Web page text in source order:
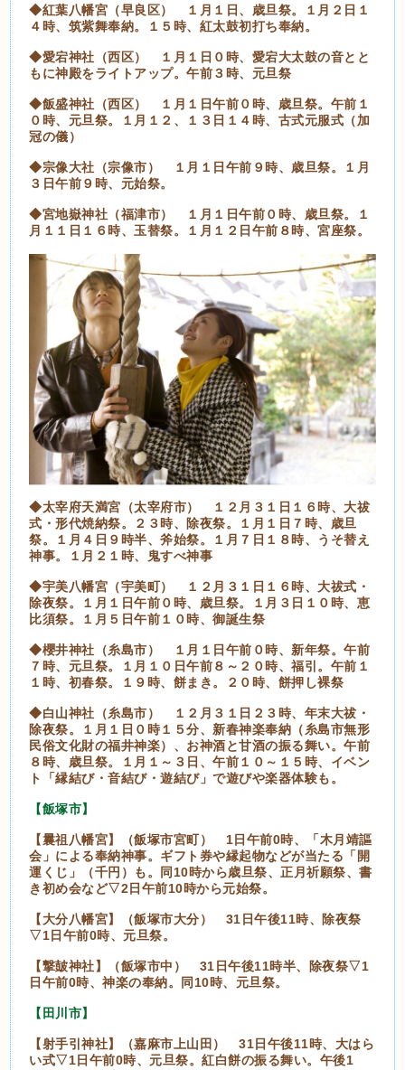
◆紅葉八幡宮（早良区） １月１日、歳旦祭。１月２日１
４時、筑紫舞奉納。１５時、紅太鼓初打ち奉納。
◆愛宕神社（西区） １月１日０時、愛宕大太鼓の音とと
もに神殿をライトアップ。午前３時、元旦祭
◆飯盛神社（西区） １月１日午前０時、歳旦祭。午前１
０時、元旦祭。１月１２、１３日１４時、古式元服式（加
冠の儀）
◆宗像大社（宗像市） １月１日午前９時、歳旦祭。１月
３日午前９時、元始祭。
◆宮地嶽神社（福津市） １月１日午前０時、歳旦祭。１
月１１日１６時、玉替祭。１月１２日午前８時、宮座祭。
◆太宰府天満宮（太宰府市） １２月３１日１６時、大祓
式・形代焼納祭。２３時、除夜祭。１月１日７時、歳旦
祭。１月４日９時半、斧始祭。１月７日１８時、うそ替え
神事。１月２１時、鬼すべ神事
◆宇美八幡宮（宇美町） １２月３１日１６時、大祓式・
除夜祭。１月１日午前０時、歳旦祭。１月３日１０時、恵
比須祭。１月５日午前１０時、御誕生祭
◆櫻井神社（糸島市） １月１日午前０時、新年祭。午前
７時、元旦祭。１月１０日午前８～２０時、福引。午前１
１時、初春祭。１９時、餅まき。２０時、餅押し裸祭
◆白山神社（糸島市） １２月３１日２３時、年末大祓・
除夜祭。１月１日０時１５分、新春神楽奉納（糸島市無形
民俗文化財の福井神楽）、お神酒と甘酒の振る舞い。午前
８時、歳旦祭。１月１～３日、午前１０～１５時、イベン
ト「縁結び・音結び・遊結び」で遊びや楽器体験も。
【飯塚市】
【曩祖八幡宮】（飯塚市宮町） 1日午前0時、「木月靖謳
会」による奉納神事。ギフト券や縁起物などが当たる「開
運くじ」（千円）も。同10時から歳旦祭、正月祈願祭、書
き初め会など▽2日午前10時から元始祭。
【大分八幡宮】（飯塚市大分） 31日午後11時、除夜祭
▽1日午前0時、元旦祭。
【撃皷神社】（飯塚市中） 31日午後11時半、除夜祭▽1
日午前0時、神楽の奉納。同10時、元旦祭。
【田川市】
【射手引神社】（嘉麻市上山田） 31日午後11時、大はら
い式▽1日午前0時、元旦祭。紅白餅の振る舞い。午後1